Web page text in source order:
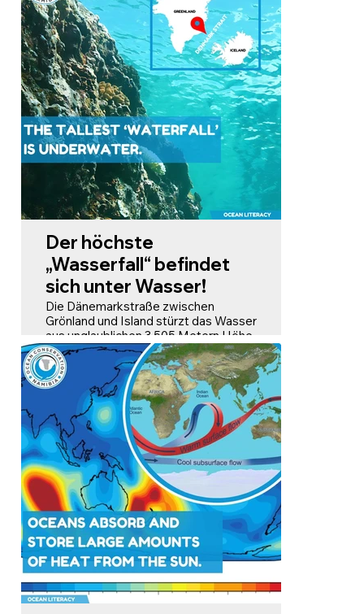
Kohlenstoffspeicherung und den
globalen Wasserkreislauf. Dies zeigt,
dass die Gesundheit der Ozeane eng
mit der Gesundheit der Erde
verbunden ist.
Der höchste
„Wasserfall“ befindet
sich unter Wasser!
Die Dänemarkstraße zwischen
Grönland und Island stürzt das Wasser
aus unglaublichen 3.505 Metern Höhe
in die Tiefe – das ist mehr als dreimal
so hoch wie der höchste Wasserfall an
Land! Dieser Unterwasserwasserfall
entsteht durch das
Aufeinandertreffen von kaltem,
dichtem Wasser aus der Arktis und
wärmerem Wasser aus dem Atlantik.
Beim Vermischen stürzt das kältere,
dichtere Wasser in die Tiefe und
erzeugt so den Wasserfalleffekt.
Dieses geologische Phänomen
verdeutlicht die faszinierenden
Gegebenheiten und Details unserer
Ozeane, die uns Menschen noch
immer weitgehend unbekannt sind.